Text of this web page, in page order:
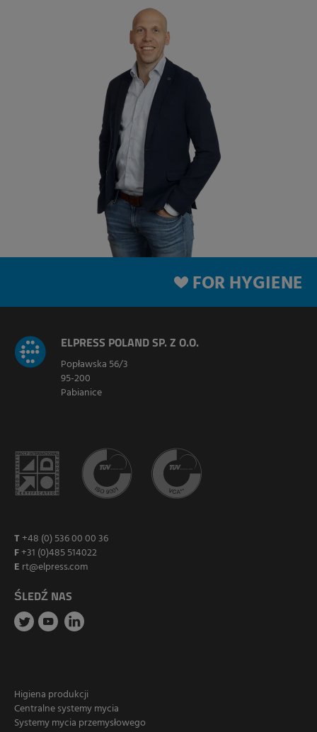
FOR HYGIENE
ELPRESS POLAND SP. Z O.O.
Popławska 56/3
95-200
Pabianice
T +48 (0) 536 00 00 36
F+31 (0)485 514022
E rt@elpress.com
ŚLEDŹ NAS
Higiena produkcji
Centralne systemy mycia
Systemy mycia przemysłowego